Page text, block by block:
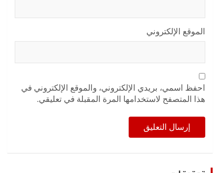
الموقع الإلكتروني
احفظ اسمي، بريدي الإلكتروني، والموقع الإلكتروني في
هذا المتصفح لاستخدامها المرة المقبلة في تعليقي.